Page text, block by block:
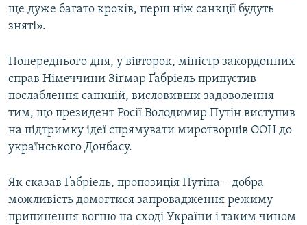
ще дуже багато кроків, перш ніж санкції будуть
зняті».
Попереднього дня, у вівторок, міністр закордонних
справ Німеччини Зіґмар Ґабріель припустив
послаблення санкцій, висловивши задоволення
тим, що президент Росії Володимир Путін виступив
на підтримку ідеї спрямувати миротворців ООН до
українського Донбасу.
Як сказав Ґабріель, пропозиція Путіна – добра
можливість домогтися запровадження режиму
припинення вогню на сході України і таким чином